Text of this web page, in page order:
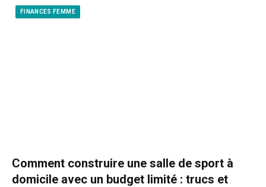
FINANCES FEMME
Comment construire une salle de sport à
domicile avec un budget limité : trucs et